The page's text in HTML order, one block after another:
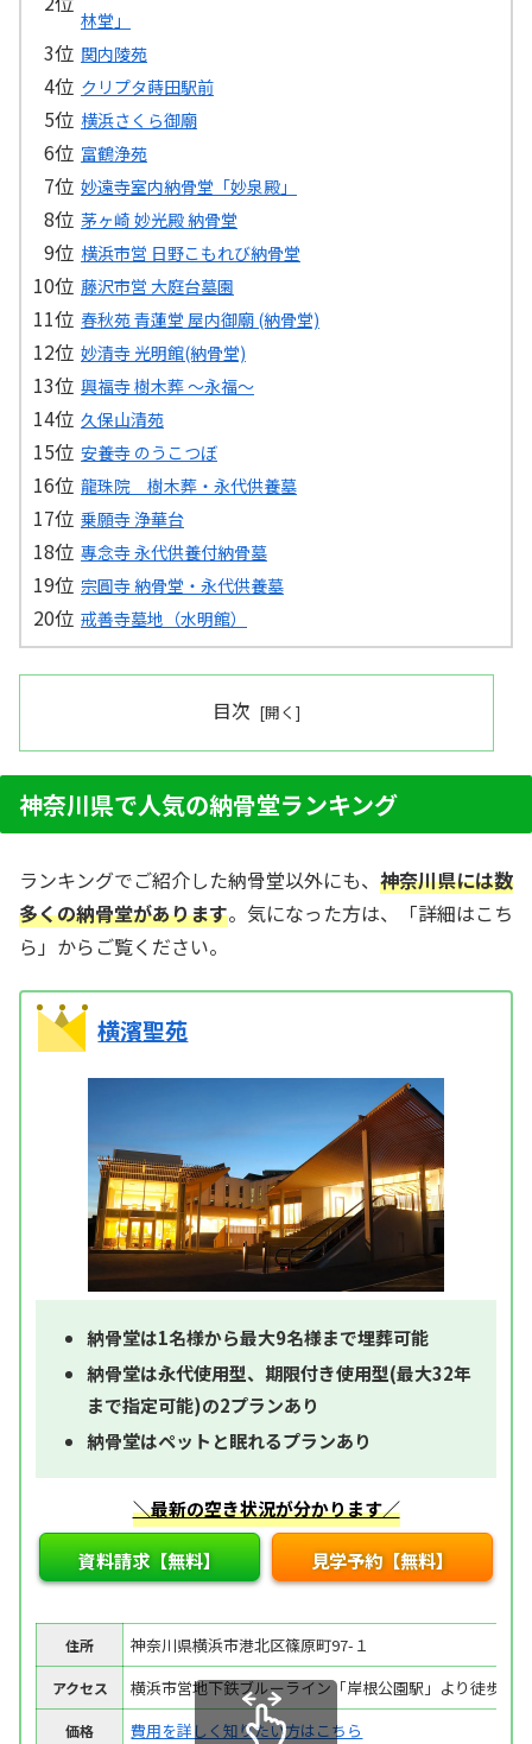
林堂」
関内陵苑
クリプタ蒔田駅前
横浜さくら御廟
富鶴浄苑
妙遠寺室内納骨堂「妙泉殿」
茅ヶ崎 妙光殿 納骨堂
横浜市営 日野こもれび納骨堂
藤沢市営 大庭台墓園
春秋苑 青蓮堂 屋内御廟 (納骨堂)
妙清寺 光明館(納骨堂)
興福寺 樹木葬 ～永福～
久保山清苑
安養寺 のうこつぼ
龍珠院 樹木葬・永代供養墓
乗願寺 浄華台
專念寺 永代供養付納骨墓
宗圓寺 納骨堂・永代供養墓
戒善寺墓地（水明館）
目次
神奈川県で人気の納骨堂ランキング
ランキングでご紹介した納骨堂以外にも、 神奈川県には数
多くの納骨堂があります。気になった方は、「詳細はこち
ら」からご覧ください。
横濱聖苑
納骨堂は1名様から最大9名様まで埋葬可能
納骨堂は永代使用型、期限付き使用型(最大32年
まで指定可能)の2プランあり
納骨堂はペットと眠れるプランあり
＼最新の空き状況が分かります／
資料請求【無料】 見学予約【無料】
住所 神奈川県横浜市港北区篠原町97-１
アクセス 横浜市営地下鉄ブルーライン「岸根公園駅」より徒歩5分
価格 費用を詳しく知りたい方はこちら